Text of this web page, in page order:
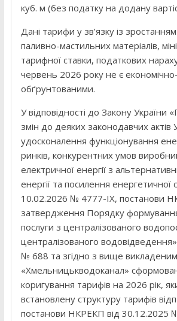
куб. м (без податку на додану
Дані тарифи у зв’язку із
паливно-мастильних матеріалів,
тарифної ставки, податкових
червень 2026 року не є економічно-
обґрунтованими.
У відповідності до Закону України
змін до деяких законодавчих
удосконалення функціонування
ринків, конкурентних умов
електричної енергії з
енергії та посилення енергетичної
10.02.2026 № 4777-IХ, постанови
затвердження Порядку
послуги з централізованого
централізованого
№ 688 та згідно з вище
«Хмельницькводоканал»
коригування тарифів на 2026 рік,
встановлену структуру тарифів
постанови НКРЕКП від 30.12.2025